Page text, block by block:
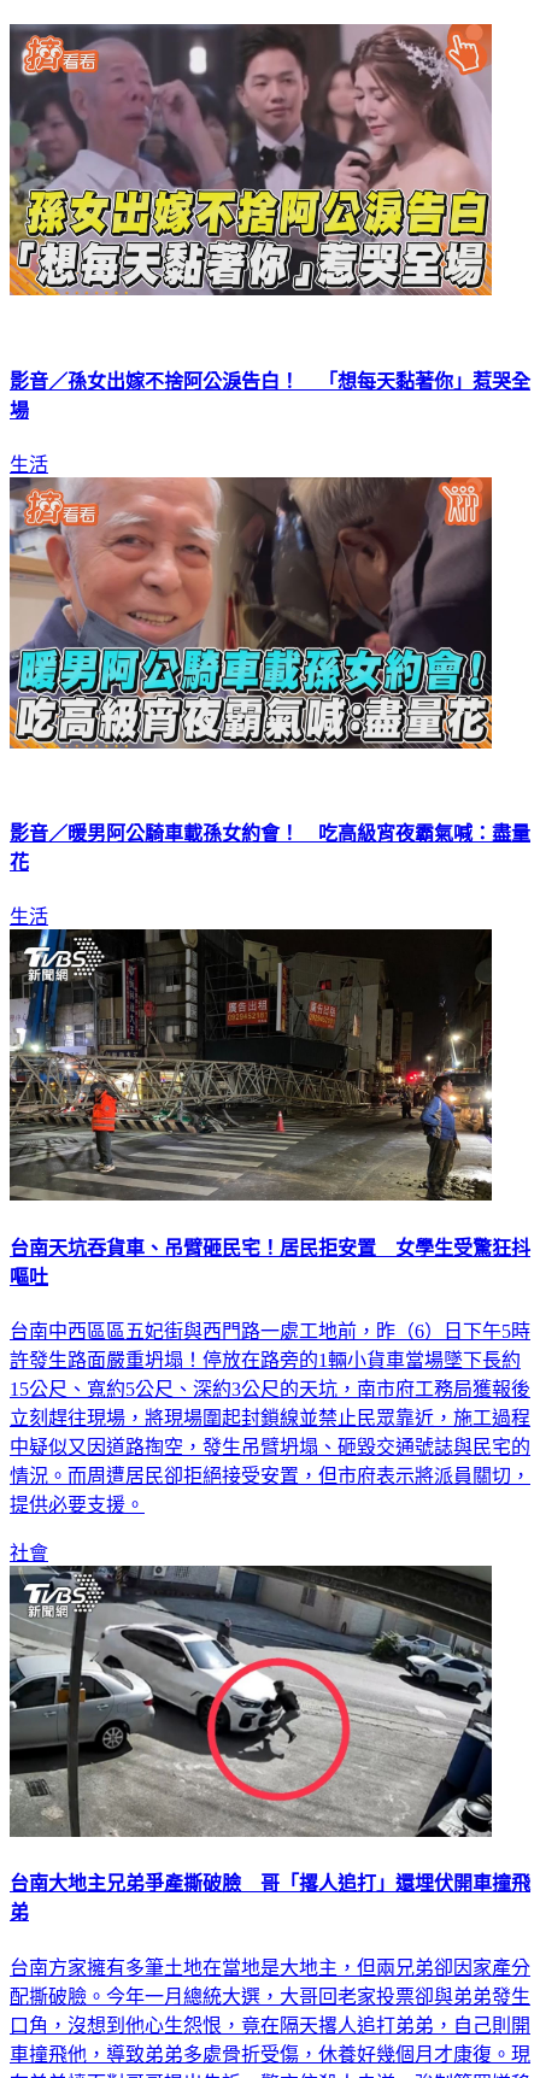
影音／孫女出嫁不捨阿公淚告白！ 「想每天黏著你」惹哭全
場
生活
影音／暖男阿公騎車載孫女約會！ 吃高級宵夜霸氣喊：盡量
花
生活
台南天坑吞貨車、吊臂砸民宅！居民拒安置 女學生受驚狂抖
嘔吐
台南中西區區五妃街與西門路一處工地前，昨（6）日下午5時
許發生路面嚴重坍塌！停放在路旁的1輛小貨車當場墜下長約
15公尺、寬約5公尺、深約3公尺的天坑，南市府工務局獲報後
立刻趕往現場，將現場圍起封鎖線並禁止民眾靠近，施工過程
中疑似又因道路掏空，發生吊臂坍塌、砸毀交通號誌與民宅的
情況。而周遭居民卻拒絕接受安置，但市府表示將派員關切，
提供必要支援。
社會
台南大地主兄弟爭產撕破臉 哥「撂人追打」還埋伏開車撞飛
弟
台南方家擁有多筆土地在當地是大地主，但兩兄弟卻因家產分
配撕破臉。今年一月總統大選，大哥回老家投票卻與弟弟發生
口角，沒想到他心生怨恨，竟在隔天撂人追打弟弟，自己則開
車撞飛他，導致弟弟多處骨折受傷，休養好幾個月才康復。現